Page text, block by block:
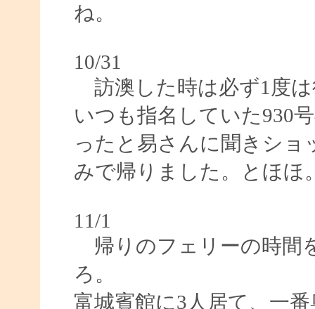
ね。
10/31
訪澳した時は必ず1度
いつも指名していた930
ったと易さんに聞きショ
みで帰りました。とほほ
11/1
帰りのフェリーの時間
ろ。
富城賓館に3人居て、一